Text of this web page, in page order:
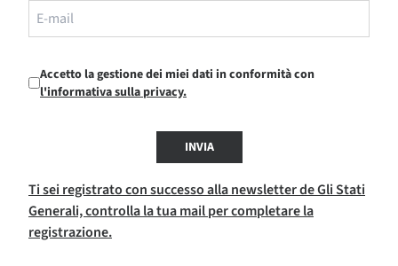
Accetto la gestione dei miei dati in conformità con
l'informativa sulla privacy.
INVIA
Ti sei registrato con successo alla newsletter de Gli Stati
Generali, controlla la tua mail per completare la
registrazione.